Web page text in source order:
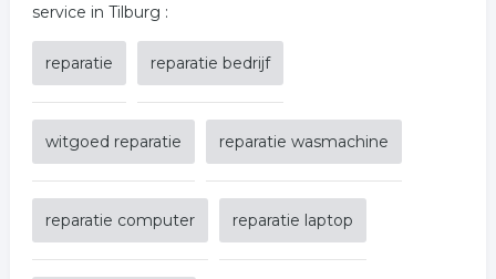
service in Tilburg :
reparatie reparatie bedrijf
witgoed reparatie reparatie wasmachine
reparatie computer reparatie laptop